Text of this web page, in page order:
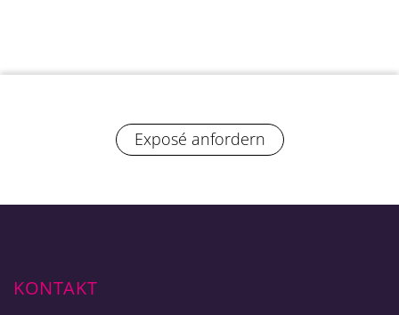
Exposé anfordern
KONTAKT